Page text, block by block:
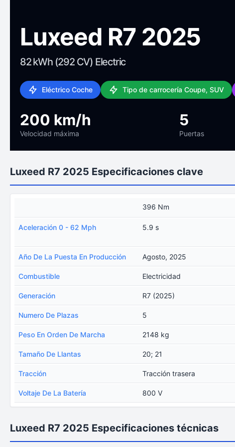
Luxeed R7 2025
82 kWh (292 CV) Electric
Eléctrico Coche Tipo de carrocería Coupe, SUV
200 km/h
Velocidad máxima
5
Puertas
Luxeed R7 2025 Especificaciones clave
396 Nm
Aceleración 0 - 62 Mph 5.9 s
Año De La Puesta En Producción Agosto, 2025
Combustible Electricidad
Generación R7 (2025)
Numero De Plazas 5
Peso En Orden De Marcha 2148 kg
Tamaño De Llantas 20; 21
Tracción Tracción trasera
Voltaje De La Batería 800 V
Luxeed R7 2025 Especificaciones técnicas